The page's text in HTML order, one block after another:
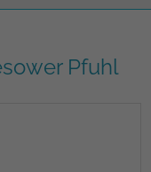
Pfuhl